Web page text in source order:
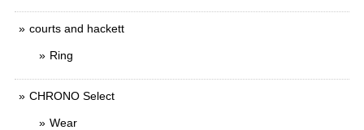
courts and hackett
Ring
CHRONO Select
Wear